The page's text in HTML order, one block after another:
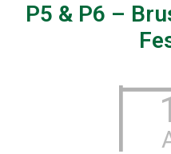
P5 & P6 –